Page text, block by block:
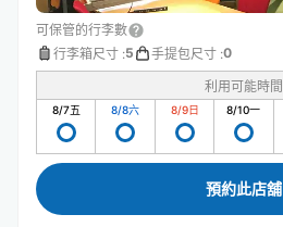
可保管的行李數
行李箱尺寸 :5 手提包尺寸 :0
利用可能時間
8/7五 8/8六 8/9日 8/10一
預約此店舖